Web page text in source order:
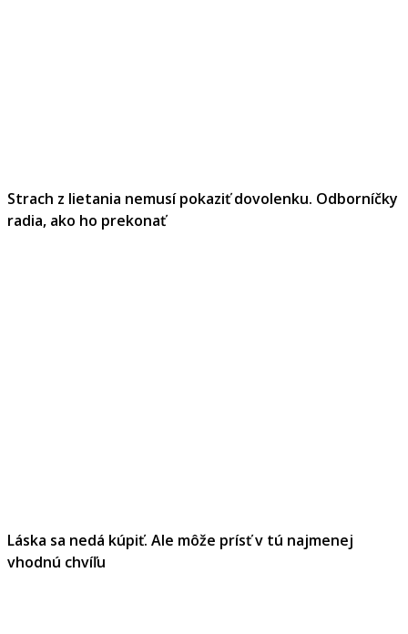
Strach z lietania nemusí pokaziť dovolenku. Odborníčky
radia, ako ho prekonať
Láska sa nedá kúpiť. Ale môže prísť v tú najmenej
vhodnú chvíľu